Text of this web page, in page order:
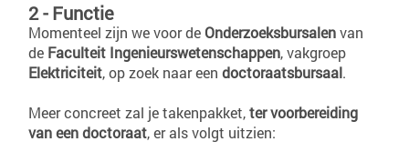
2 - Functie
Momenteel zijn we voor de Onderzoeksbursalenvan
de Faculteit Ingenieurswetenschappen, vakgroep
Elektriciteit, op zoek naar een doctoraatsbursaal.
Meer concreet zal je takenpakket,ter voorbereiding
van een doctoraat, er als volgt uitzien: